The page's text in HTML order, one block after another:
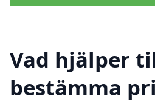
Vad hjälper
bestämma